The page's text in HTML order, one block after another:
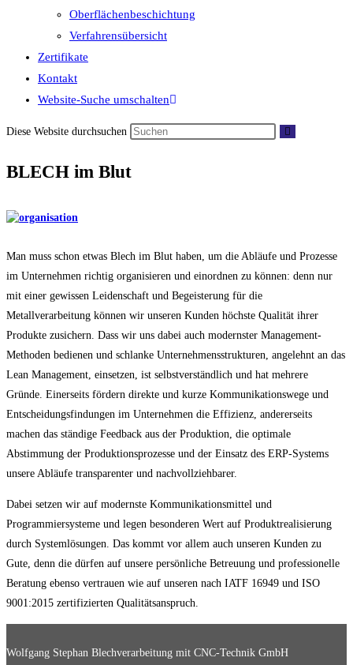
Oberflächenbeschichtung
Verfahrensübersicht
Zertifikate
Kontakt
Website-Suche umschalten
Diese Website durchsuchen
BLECH im Blut
Man muss schon etwas Blech im Blut haben, um die Abläufe und Prozesse
im Unternehmen richtig organisieren und einordnen zu können: denn nur
mit einer gewissen Leidenschaft und Begeisterung für die
Metallverarbeitung können wir unseren Kunden höchste Qualität ihrer
Produkte zusichern. Dass wir uns dabei auch modernster Management-
Methoden bedienen und schlanke Unternehmensstrukturen, angelehnt an das
Lean Management, einsetzen, ist selbstverständlich und hat mehrere
Gründe. Einerseits fördern direkte und kurze Kommunikationswege und
Entscheidungsfindungen im Unternehmen die Effizienz, andererseits
machen das ständige Feedback aus der Produktion, die optimale
Abstimmung der Produktionsprozesse und der Einsatz des ERP-Systems
unsere Abläufe transparenter und nachvollziehbarer.
Dabei setzen wir auf modernste Kommunikationsmittel und
Programmiersysteme und legen besonderen Wert auf Produktrealisierung
durch Systemlösungen. Das kommt vor allem auch unseren Kunden zu
Gute, denn die dürfen auf unsere persönliche Betreuung und professionelle
Beratung ebenso vertrauen wie auf unseren nach IATF 16949 und ISO
9001:2015 zertifizierten Qualitätsanspruch.
Wolfgang Stephan Blechverarbeitung mit CNC-Technik GmbH